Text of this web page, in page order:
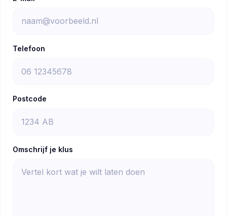
Telefoon
Postcode
Omschrijf je klus